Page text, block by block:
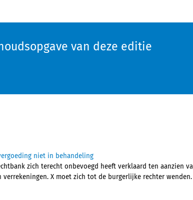
van deze editie
niet in behandeling
zich terecht onbevoegd heeft verklaard ten aanzien
X moet zich tot de burgerlijke rechter wenden.